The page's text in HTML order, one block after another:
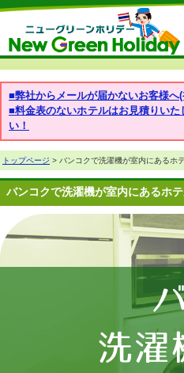
■弊社からメールが届かないお客様へ
■料金表のないホテルはお見積りい
い！
トップページ > バンコクで洗濯機が室内にあるホ
バンコクで洗濯機が室内にあるホ